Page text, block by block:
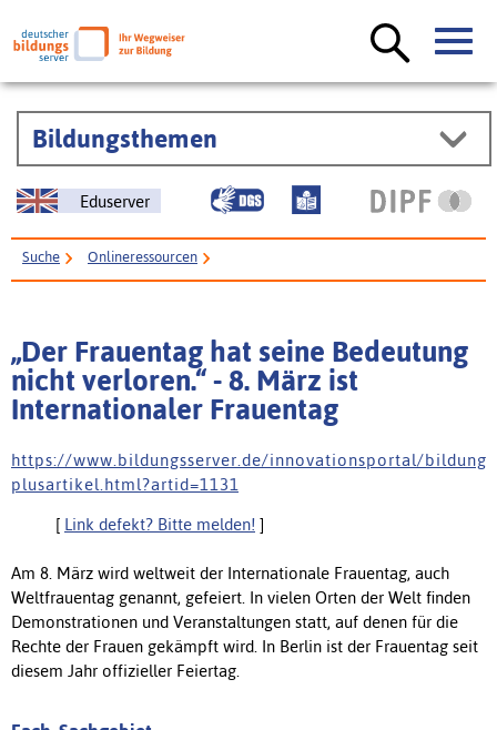
Bildungsthemen
Eduserver
Suche Onlineressourcen
„Der Frauentag hat seine Bedeutung
nicht verloren.“ - 8. März ist
Internationaler Frauentag
h t t p s : / / w w w . b i l d u n g s s e r v e r . d e / i n n o v a t i o n s p o r t a l / b i l d u n g
p l u s a r t i k e l . h t m l ? a r t i d = 1 1 3 1
[ Link defekt? Bitte melden! ]
Am 8. März wird weltweit der Internationale Frauentag, auch
Weltfrauentag genannt, gefeiert. In vielen Orten der Welt finden
Demonstrationen und Veranstaltungen statt, auf denen für die
Rechte der Frauen gekämpft wird. In Berlin ist der Frauentag seit
diesem Jahr offizieller Feiertag.